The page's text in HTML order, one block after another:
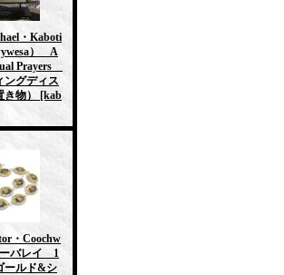
・Kaboti
） A
Prayers
ングディス
き物）
[kab
・Coochw
バレイ 1
ールド&シ